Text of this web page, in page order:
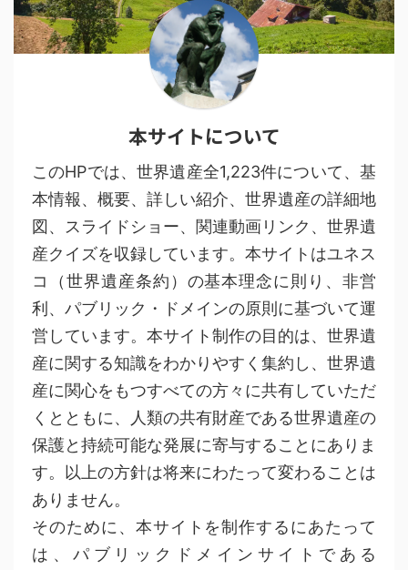
本サイトについて
このHPでは、世界遺産全1,223件について、基
本情報、概要、詳しい紹介、世界遺産の詳細地
図、スライドショー、関連動画リンク、世界遺
産クイズを収録しています。本サイトはユネス
コ（世界遺産条約）の基本理念に則り、非営
利、パブリック・ドメインの原則に基づいて運
営しています。本サイト制作の目的は、世界遺
産に関する知識をわかりやすく集約し、世界遺
産に関心をもつすべての方々に共有していただ
くとともに、人類の共有財産である世界遺産の
保護と持続可能な発展に寄与することにありま
す。以上の方針は将来にわたって変わることは
ありません。
そのために、本サイトを制作するにあたって
は、パブリックドメインサイトである